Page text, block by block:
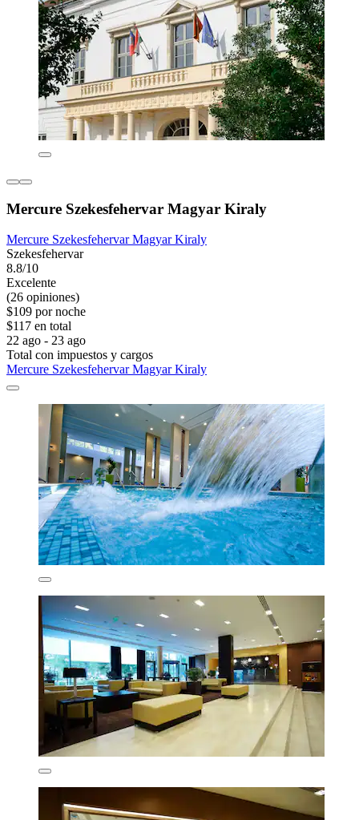
Mercure Szekesfehervar Magyar Kiraly
Mercure Szekesfehervar Magyar Kiraly
Szekesfehervar
8.8/10
Excelente
(26 opiniones)
$109 por noche
$117 en total
22 ago - 23 ago
Total con impuestos y cargos
Mercure Szekesfehervar Magyar Kiraly